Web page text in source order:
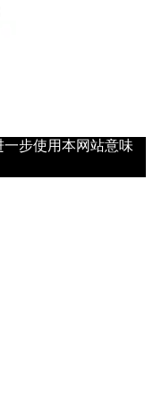
步使用本网站意味